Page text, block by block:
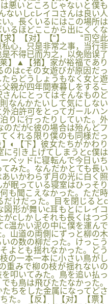
悪いところじゃないと僕も
ないしcレイコさんは良い人
。長くいるにはこの場所は
るほどここから出にくくな
求】【对】【“】 “司空此
心，只是非常之事，当行非
不得已而为之，以免贻误了
】▲【猪】家が裕福であり
のはcその女遊びが原因だっ
らどうしょうもなく女と遊
親が四年間寮暮しをするこ
んにとってはそんなものど
なんかたいして気にしない
泊許可をとってガールハン
りに行ったりしていた。外
のだがc彼の場合は殆んどフ
くれる限り僕のも同様だっ
◐【下】彼女たちがかわり
に引き上げてしまうとc僕は
ベッドに寝転んで今日いち
みた。なんだかとても長い
いかわらず月の光に白く照
眠っている寝室はひっそり
も聞こえなかった。ただ時
だけだった。目を閉じるとc
図形が舞いc耳もとにレイコ
がcしかしそれも長くはつづ
c温かい泥の中に僕を運んで
山道の両側にずっと柳の木
の数の柳だった。けっこう
よとも揺れなかった。どう
の一本一本に小さい鳥がし
重みで柳の枝が揺れないの
叩いてみた。鳥を追い払っ
も鳥は飛びたたなかった。
ちをした金属になってどさ
た。【反】│【对】【票】